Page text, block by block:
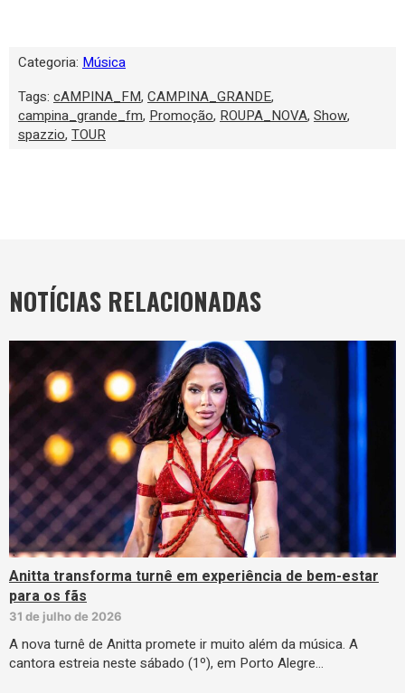
Categoria: Música
Tags: cAMPINA_FM, CAMPINA_GRANDE,
campina_grande_fm, Promoção, ROUPA_NOVA, Show,
spazzio, TOUR
NOTÍCIAS RELACIONADAS
Anitta transforma turnê em experiência de bem-estar
para os fãs
31 de julho de 2026
A nova turnê de Anitta promete ir muito além da música. A
cantora estreia neste sábado (1º), em Porto Alegre…